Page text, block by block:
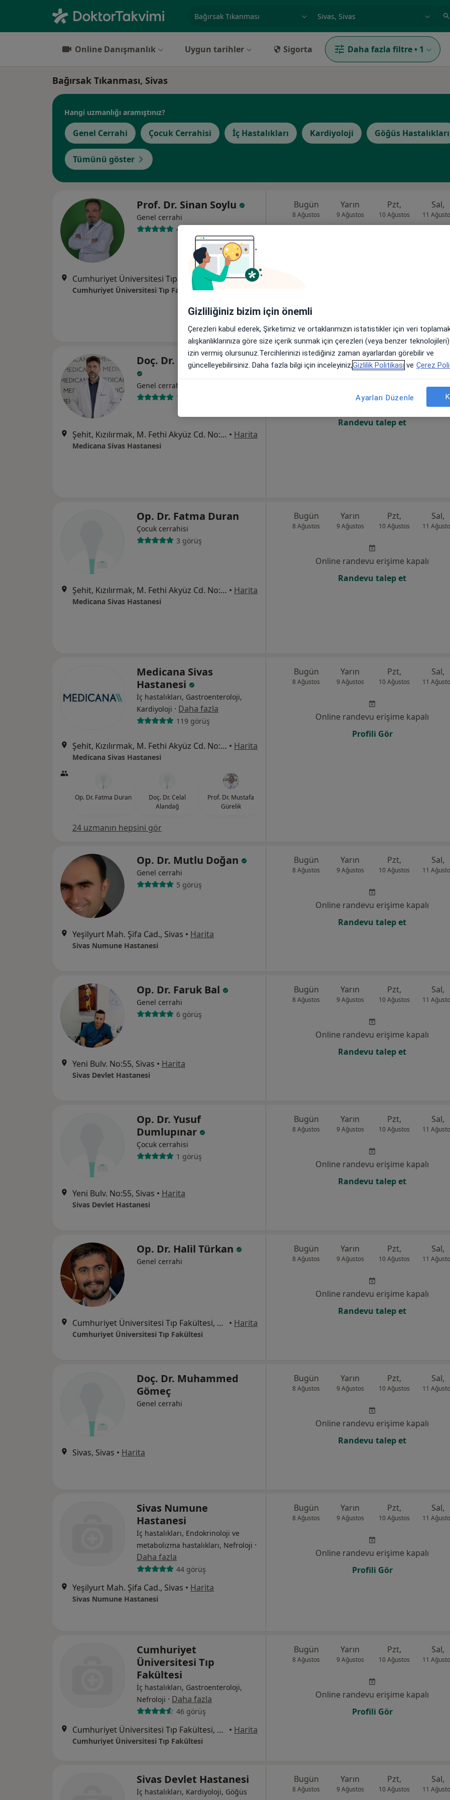
Online Danışmanlık Uygun tarihler Sigorta Daha fazla filtre • 1
Bağırsak Tıkanması, Sivas
Hangi uzmanlığı aramıştınız?
Genel Cerrahi Çocuk Cerrahisi İç Hastalıkları Kardiyoloji Göğüs Hastalıkları
Tümünü göster
Prof. Dr. Sinan Soylu
Genel cerrahi
46 görüş
Cumhuriyet Üniversitesi Tıp Fakültesi, Sivas •Harita
Cumhuriyet Üniversitesi Tıp Fakültesi
Bugün
8 Ağustos
Yarın
9 Ağustos
Pzt,
10 Ağustos
Sal,
11
Doç. Dr. Hüseyin Özden
Genel cerrahi
1 görüş
Şehit, Kızılırmak, M. Fethi Akyüz Cd. No: 8Merkez/Sivas, Sivas • Harita
Medicana Sivas Hastanesi
Bugün
8 Ağustos
Yarın
9 Ağustos
Pzt,
10 Ağustos
Sal,
11
Online randevu erişime kapalı
Randevu talep et
Op. Dr. Fatma Duran
Çocuk cerrahisi
3 görüş
Şehit, Kızılırmak, M. Fethi Akyüz Cd. No: 8Merkez/Sivas, Sivas • Harita
Medicana Sivas Hastanesi
Bugün
8 Ağustos
Yarın
9 Ağustos
Pzt,
10 Ağustos
Sal,
11
Online randevu erişime kapalı
Randevu talep et
Medicana Sivas
Hastanesi
İç hastalıkları, Gastroenteroloji,
Kardiyoloji · Daha fazla
119 görüş
Şehit, Kızılırmak, M. Fethi Akyüz Cd. No: 8Merkez/Sivas, Sivas • Harita
Medicana Sivas Hastanesi
Op. Dr. Fatma Duran
Doç. Dr. Celal
Alandağ
Prof. Dr. Mustafa
Gürelik
24 uzmanın hepsini gör
Bugün
8 Ağustos
Yarın
9 Ağustos
Pzt,
10 Ağustos
Sal,
11
Online randevu erişime kapalı
Profili Gör
Op. Dr. Mutlu Doğan
Genel cerrahi
5 görüş
Yeşilyurt Mah. Şifa Cad., Sivas • Harita
Sivas Numune Hastanesi
Bugün
8 Ağustos
Yarın
9 Ağustos
Pzt,
10 Ağustos
Sal,
11
Online randevu erişime kapalı
Randevu talep et
Op. Dr. Faruk Bal
Genel cerrahi
6 görüş
Yeni Bulv. No:55, Sivas • Harita
Sivas Devlet Hastanesi
Bugün
8 Ağustos
Yarın
9 Ağustos
Pzt,
10 Ağustos
Sal,
11
Online randevu erişime kapalı
Randevu talep et
Op. Dr. Yusuf
Dumlupınar
Çocuk cerrahisi
1 görüş
Yeni Bulv. No:55, Sivas • Harita
Sivas Devlet Hastanesi
Bugün
8 Ağustos
Yarın
9 Ağustos
Pzt,
10 Ağustos
Sal,
11
Online randevu erişime kapalı
Randevu talep et
Op. Dr. Halil Türkan
Genel cerrahi
Cumhuriyet Üniversitesi Tıp Fakültesi, Sivas • Harita
Cumhuriyet Üniversitesi Tıp Fakültesi
Bugün
8 Ağustos
Yarın
9 Ağustos
Pzt,
10 Ağustos
Sal,
11
Online randevu erişime kapalı
Randevu talep et
Doç. Dr. Muhammed
Gömeç
Genel cerrahi
Sivas, Sivas • Harita
Bugün
8 Ağustos
Yarın
9 Ağustos
Pzt,
10 Ağustos
Sal,
11
Online randevu erişime kapalı
Randevu talep et
Sivas Numune
Hastanesi
İç hastalıkları, Endokrinoloji ve
metabolizma hastalıkları, Nefroloji ·
Daha fazla
44 görüş
Yeşilyurt Mah. Şifa Cad., Sivas • Harita
Sivas Numune Hastanesi
Bugün
8 Ağustos
Yarın
9 Ağustos
Pzt,
10 Ağustos
Sal,
11
Online randevu erişime kapalı
Profili Gör
Cumhuriyet
Üniversitesi Tıp
Fakültesi
İç hastalıkları, Gastroenteroloji,
Nefroloji · Daha fazla
46 görüş
Cumhuriyet Üniversitesi Tıp Fakültesi, Sivas • Harita
Cumhuriyet Üniversitesi Tıp Fakültesi
Bugün
8 Ağustos
Yarın
9 Ağustos
Pzt,
10 Ağustos
Sal,
11
Online randevu erişime kapalı
Profili Gör
Sivas Devlet Hastanesi
İç hastalıkları, Kardiyoloji, Göğüs
Bugün
8 Ağustos
Yarın
9 Ağustos
Pzt,
10 Ağustos
Sal,
11
Gizliliğiniz bizim için önemli
Çerezleri kabul ederek, Şirketimiz ve ortaklarımızın istatistikler için veri
alışkanlıklarınıza göre size içerik sunmak için çerezleri (veya benzer
izin vermiş olursunuz.Tercihlerinizi istediğiniz zaman ayarlardan görebilir ve
güncelleyebilirsiniz. Daha fazla bilgi için inceleyiniz,Gizlilik Politikası ve Çerez
Ayarları Düzenle